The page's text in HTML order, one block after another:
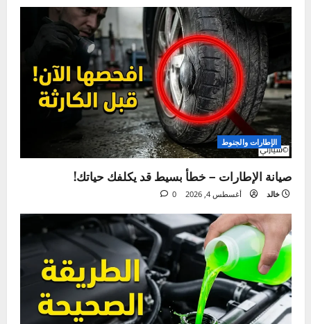
قيادة السيارة بتهور – الأسباب، المخاطر، وطرق الوقاية
ما فاتك
الإطارات والجنوط
صيانة الإطارات – خطأ بسيط قد يكلفك حياتك!